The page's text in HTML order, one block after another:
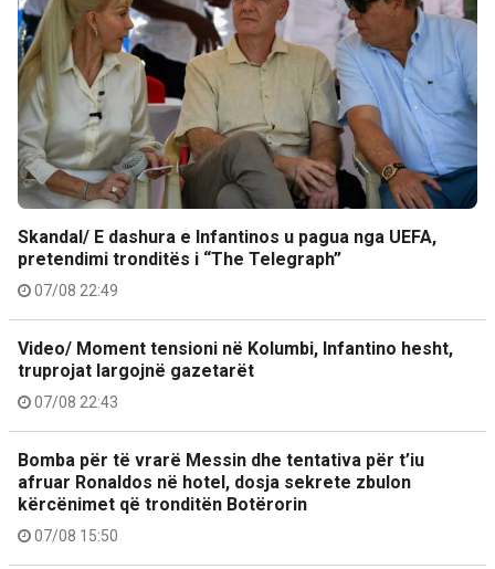
Skandal/ E dashura e Infantinos u pagua nga UEFA,
pretendimi tronditës i “The Telegraph”
07/08 22:49
Video/ Moment tensioni në Kolumbi, Infantino hesht,
truprojat largojnë gazetarët
07/08 22:43
Bomba për të vrarë Messin dhe tentativa për t’iu
afruar Ronaldos në hotel, dosja sekrete zbulon
kërcënimet që tronditën Botërorin
07/08 15:50